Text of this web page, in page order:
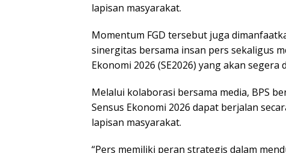
lapisan masyarakat.
Momentum FGD tersebut juga
sinergitas bersama insan pers sekaligus
Ekonomi 2026 (SE2026) yang akan segera
Melalui kolaborasi bersama media, BPS
Sensus Ekonomi 2026 dapat berjalan
lapisan masyarakat.
“Pers memiliki peran strategis dalam